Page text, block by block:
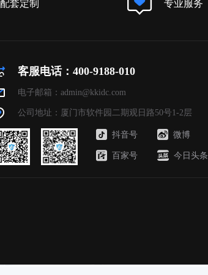
配套定制 专业服务
客服电话：400-9188-010
电子邮箱：admin@kkidc.com
公司地址：厦门市软件园二期观日路50号1-2层
抖音号 微博
百家号 今日头条